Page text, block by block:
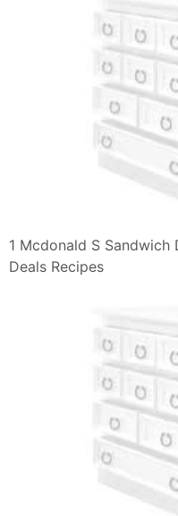
1 Mcdonald S
Deals Recipes